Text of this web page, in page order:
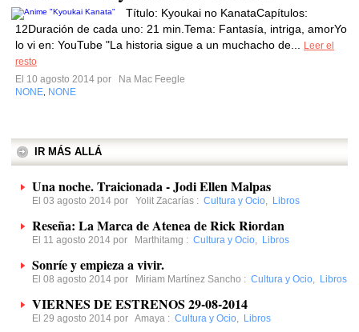
Título: Kyoukai no KanataCapítulos:
12Duración de cada uno: 21 min.Tema: Fantasía, intriga, amorYo
lo vi en: YouTube "La historia sigue a un muchacho de...
Leer el
resto
El 10 agosto 2014 por
Na Mac Feegle
NONE NONE
IR MÁS ALLÁ
Una noche. Traicionada - Jodi Ellen Malpas
El 03 agosto 2014 por Yolit Zacarías : Cultura y Ocio, Libros
Reseña: La Marca de Atenea de Rick Riordan
El 11 agosto 2014 por Marthitamg : Cultura y Ocio, Libros
Sonríe y empieza a vivir.
El 08 agosto 2014 por Miriam Martínez Sancho : Cultura y Ocio, Libros
VIERNES DE ESTRENOS 29-08-2014
El 29 agosto 2014 por Amaya : Cultura y Ocio, Libros